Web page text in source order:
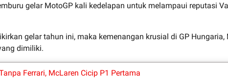
gelar MotoGP kali kedelapan untuk melampaui reputasi
gelar tahun ini, maka kemenangan krusial di GP
dimiliki.
Ferrari, McLaren Cicip P1 Pertama